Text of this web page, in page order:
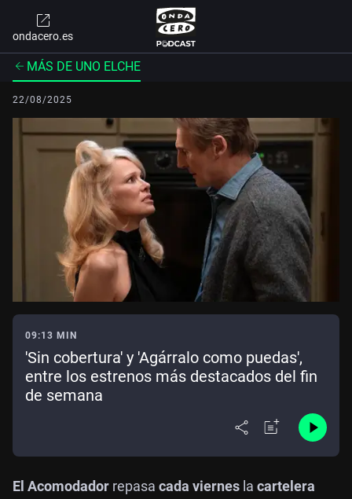
ondacero.es
MÁS DE UNO ELCHE
22/08/2025
09:13 MIN
'Sin cobertura' y 'Agárralo como puedas',
entre los estrenos más destacados del fin
de semana
El Acomodador repasa cada viernes la cartelera